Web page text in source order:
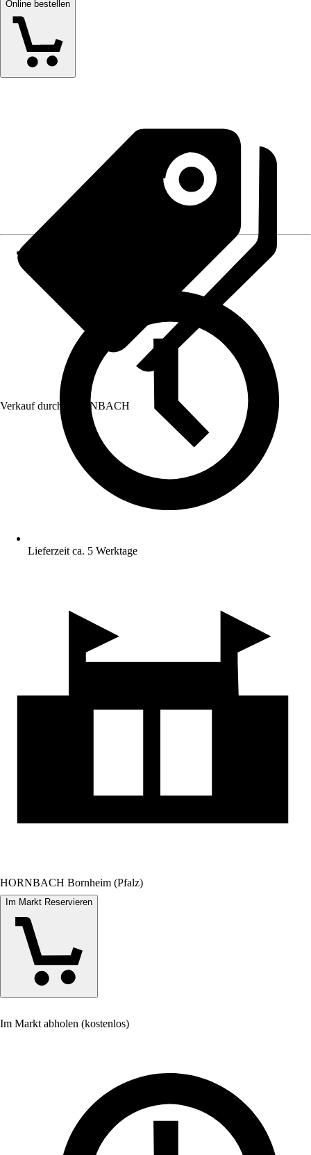
Online bestellen
Verkauf durch: HORNBACH
Lieferzeit ca. 5 Werktage
HORNBACH Bornheim (Pfalz)
Im Markt Reservieren
Im Markt abholen (kostenlos)